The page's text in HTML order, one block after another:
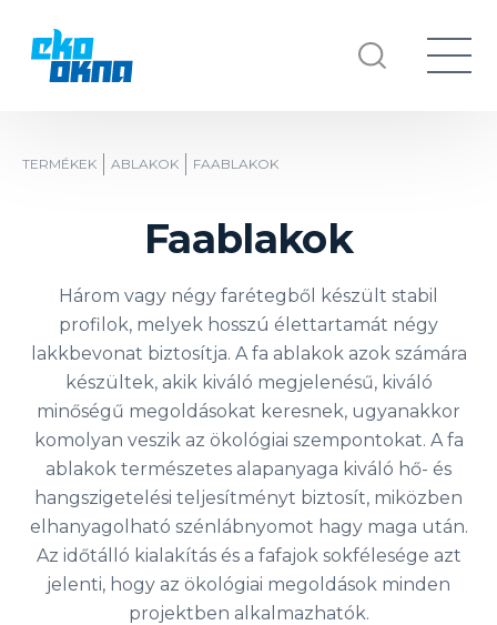
TERMÉKEK ABLAKOK FAABLAKOK
Faablakok
Három vagy négy farétegből készült stabil
profilok, melyek hosszú élettartamát négy
lakkbevonat biztosítja. A fa ablakok azok számára
készültek, akik kiváló megjelenésű, kiváló
minőségű megoldásokat keresnek, ugyanakkor
komolyan veszik az ökológiai szempontokat. A fa
ablakok természetes alapanyaga kiváló hő- és
hangszigetelési teljesítményt biztosít, miközben
elhanyagolható szénlábnyomot hagy maga után.
Az időtálló kialakítás és a fafajok sokfélesége azt
jelenti, hogy az ökológiai megoldások minden
projektben alkalmazhatók.